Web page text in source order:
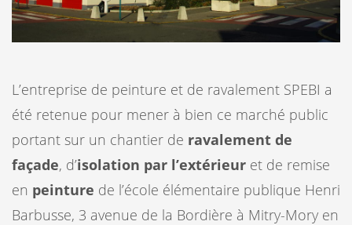
L’entreprise de peinture et de ravalement SPEBI a
été retenue pour mener à bien ce marché public
portant sur un chantier de ravalement de
façade, d’isolation par l’extérieur et de remise
en peinture de l’école élémentaire publique Henri
Barbusse, 3 avenue de la Bordière à Mitry-Mory en